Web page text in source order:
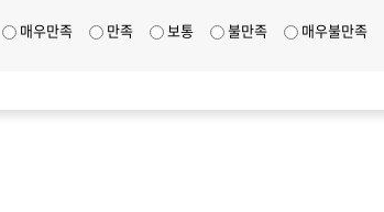
매우만족 만족 보통 불만족 매우불만족